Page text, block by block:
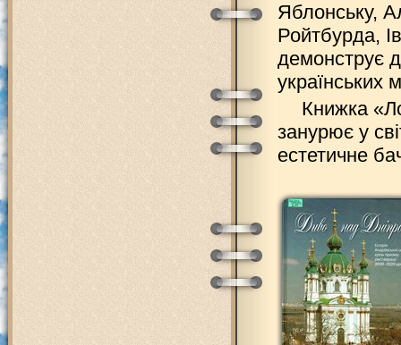
Яблонську,
Ройтбурда,
демонструє
українських
Книжка
занурює у
естетичне